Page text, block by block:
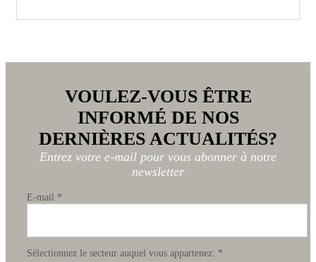
VOULEZ-VOUS ÊTRE
INFORMÉ DE NOS
DERNIÈRES ACTUALITÉS?
Entrez votre e-mail pour vous abonner à notre
newsletter
E-mail *
Sélectionnez le secteur auquel vous appartenez: *